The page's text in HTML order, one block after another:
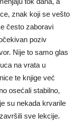
znak koji se vešto
često zaboravi
poziv
Nije to samo glas
na vrata u
te knjige već
osećali stabilno,
su nekada krvarile
sve lekcije.